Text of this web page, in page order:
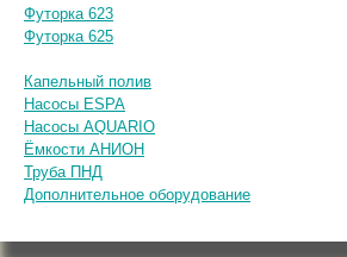
Футорка 623
Футорка 625
Капельный полив
Насосы ESPA
Насосы AQUARIO
Ёмкости АНИОН
Труба ПНД
Дополнительное оборудование